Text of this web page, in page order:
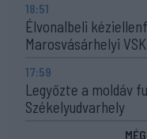
18:51
Élvonalbeli
Marosvásárhelyi VSK
17:59
Legyőzte a moldáv
Székelyudvarhely